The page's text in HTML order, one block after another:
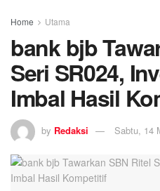
Home Utama
bank bjb
Seri SR024,
Imbal Hasil
by Redaksi Sabtu, 14